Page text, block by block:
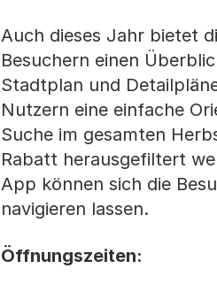
Auch dieses Jahr bietet
Besuchern einen
Stadtplan und
Nutzern eine einfache
Suche im gesamten
Rabatt herausgefiltert
App können sich die
navigieren lassen.
Öffnungszeiten: